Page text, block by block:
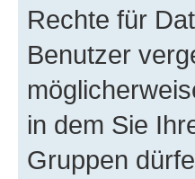
Rechte für
Benutzer
in dem Sie
Gruppen